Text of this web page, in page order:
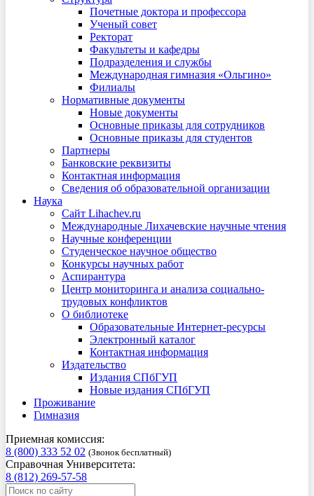
Почетные доктора и профессора
Ученый совет
Ректорат
Факультеты и кафедры
Подразделения и службы
Международная гимназия «Ольгино»
Филиалы
Нормативные документы
Новые документы
Основные приказы для сотрудников
Основные приказы для студентов
Партнеры
Банковские реквизиты
Контактная информация
Сведения об образовательной организации
Наука
Сайт Lihachev.ru
Международные Лихачевские научные чтения
Научные конференции
Студенческое научное общество
Конкурсы научных работ
Аспирантура
Центр мониторинга и анализа социально-
трудовых конфликтов
О библиотеке
Образовательные Интернет-ресурсы
Электронный каталог
Контактная информация
Издательство
Издания СПбГУП
Новые издания СПбГУП
Проживание
Гимназия
Приемная комиссия:
8 (800) 333 52 02 (Звонок бесплатный)
Справочная Университета:
8 (812) 269-57-58